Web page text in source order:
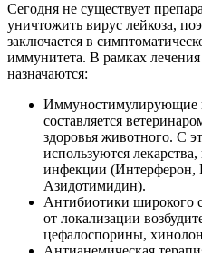
Сегодня не существует
уничтожить вирус лейкоза,
заключается в
иммунитета. В рамках лечения
назначаются:
Иммуностимулирующие
составляется
здоровья животного. С
используются
инфекции (Интерферон,
Азидотимидин).
Антибиотики широкого
от локализации
цефалоспорины,